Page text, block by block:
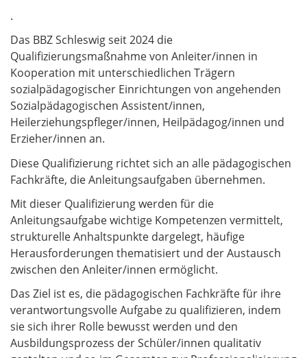
.
Das BBZ Schleswig seit 2024 die
Qualifizierungsmaßnahme von Anleiter/innen in
Kooperation mit unterschiedlichen Trägern
sozialpädagogischer Einrichtungen von angehenden
Sozialpädagogischen Assistent/innen,
Heilerziehungspfleger/innen, Heilpädagog/innen und
Erzieher/innen an.
Diese Qualifizierung richtet sich an alle pädagogischen
Fachkräfte, die Anleitungsaufgaben übernehmen.
Mit dieser Qualifizierung werden für die
Anleitungsaufgabe wichtige Kompetenzen vermittelt,
strukturelle Anhaltspunkte dargelegt, häufige
Herausforderungen thematisiert und der Austausch
zwischen den Anleiter/innen ermöglicht.
Das Ziel ist es, die pädagogischen Fachkräfte für ihre
verantwortungsvolle Aufgabe zu qualifizieren, indem
sie sich ihrer Rolle bewusst werden und den
Ausbildungsprozess der Schüler/innen qualitativ